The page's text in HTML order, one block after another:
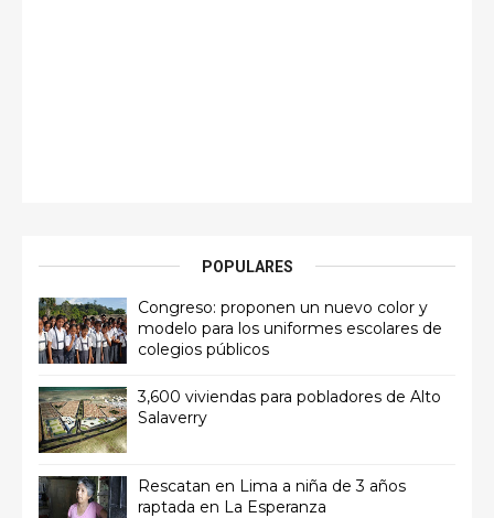
POPULARES
Congreso: proponen un nuevo color y
modelo para los uniformes escolares de
colegios públicos
3,600 viviendas para pobladores de Alto
Salaverry
Rescatan en Lima a niña de 3 años
raptada en La Esperanza